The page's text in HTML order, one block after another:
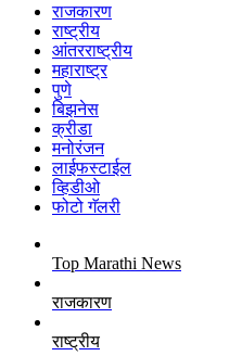
राजकारण
राष्ट्रीय
आंतरराष्ट्रीय
महाराष्ट्र
पुणे
बिझनेस
क्रीडा
मनोरंजन
लाईफस्टाईल
व्हिडीओ
फोटो गॅलरी
Top Marathi News
राजकारण
राष्ट्रीय